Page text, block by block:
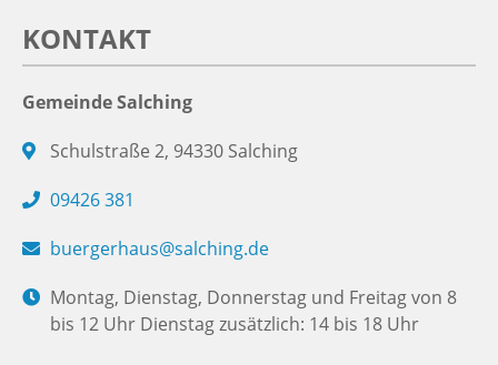
KONTAKT
Gemeinde Salching
Schulstraße 2, 94330 Salching
09426 381
buergerhaus@salching.de
Montag, Dienstag, Donnerstag und Freitag von 8
bis 12 Uhr Dienstag zusätzlich: 14 bis 18 Uhr